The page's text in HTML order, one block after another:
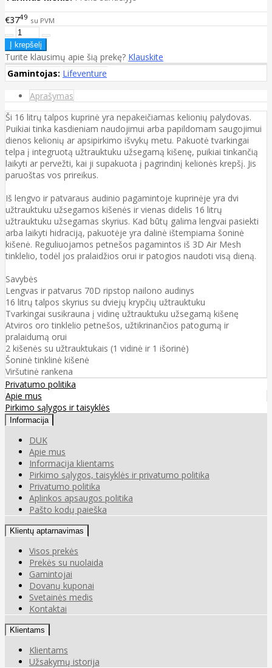
€3749 su PVM
Turite klausimų apie šią prekę? Klauskite
Gamintojas: Lifeventure
Aprašymas
Ši 16 litrų talpos kuprinė yra nepakeičiamas kelionių palydovas.
Puikiai tinka kasdieniam naudojimui arba papildomam saugojimui
dienos kelionių ar apsipirkimo išvykų metu. Pakuotė tvarkingai
telpa į integruotą užtrauktuku užsegamą kišenę, puikiai tinkančią
laikyti ar pervežti, kai ji supakuota į pagrindinį kelionės krepšį. Jis
paruoštas vos prireikus.
Iš lengvo ir patvaraus audinio pagamintoje kuprinėje yra dvi
užtrauktuku užsegamos kišenės ir vienas didelis 16 litrų
užtrauktuku užsegamas skyrius. Kad būtų galima lengvai pasiekti
arba laikyti hidraciją, pakuotėje yra dalinė ištempiama šoninė
kišenė. Reguliuojamos petnešos pagamintos iš 3D Air Mesh
tinklelio, todėl jos pralaidžios orui ir patogios naudoti visą dieną.
Savybės
Lengvas ir patvarus 70D ripstop nailono audinys
16 litrų talpos skyrius su dviejų krypčių užtrauktuku
Tvarkingai susikrauna į vidinę užtrauktuku užsegamą kišenę
Atviros oro tinklelio petnešos, užtikrinančios patogumą ir
pralaidumą orui
2 kišenės su užtrauktukais (1 vidinė ir 1 išorinė)
Šoninė tinklinė kišenė
Viršutinė rankena
Privatumo politika
Apie mus
Pirkimo sąlygos ir taisyklės
Informacija
DUK
Apie mus
Informacija klientams
Pirkimo sąlygos, taisyklės ir privatumo politika
Privatumo politika
Aplinkos apsaugos politika
Pašto kodų paieška
Klientų aptarnavimas
Visos prekės
Prekės su nuolaida
Gamintojai
Dovanų kuponai
Svetainės medis
Kontaktai
Klientams
Klientams
Užsakymų istorija